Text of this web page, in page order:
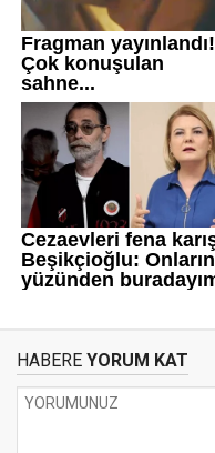
HABERE YORUM KAT